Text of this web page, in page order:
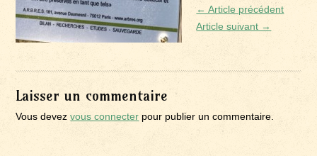
← Article précédent
Article suivant →
Laisser un commentaire
Vous devezvous connecter pour publier un commentaire.